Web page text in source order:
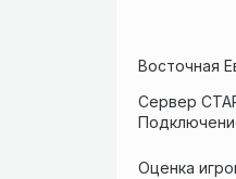
Восточная
Сервер
Оценка